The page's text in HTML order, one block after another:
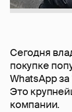
Сегодня
покупке
WhatsApp
Это
компании.